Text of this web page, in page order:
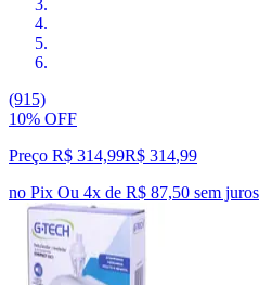
(915)
10% OFF
Preço R$ 314,99R$ 314,99
no Pix Ou 4x de R$ 87,50 sem juros